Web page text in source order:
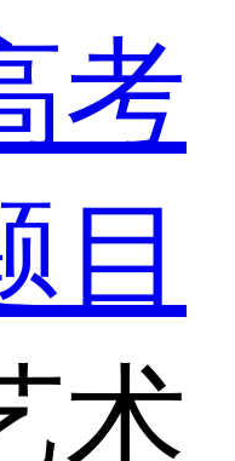
考
目
术